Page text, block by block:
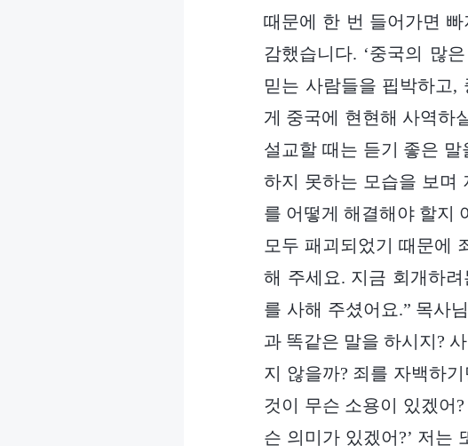
때문에 한 번 들어가면
감했습니다. ‘중국의 많
믿는 사람들을 핍박하고,
게 중국에 현현해 사역하
설교할 때는 듣기 좋은
하지 못하는 모습을 보며
를 어떻게 해결해야 할지
모두 패괴되었기 때문에
해 주세요. 지금 회개하
를 사해 주셨어요.” 목사
과 똑같은 말을 하시지?
지 않을까? 죄를 자백하
것이 무슨 소용이 있겠어
슨 의미가 있겠어?’ 저는